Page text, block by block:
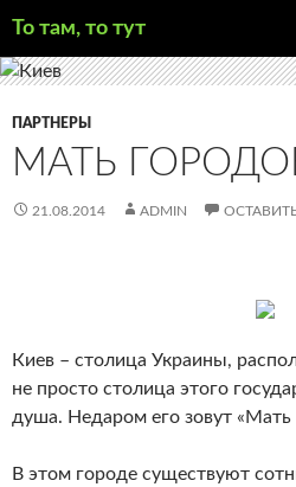
То там, то тут
К
ПАРТНЕРЫ
МАТЬ
21.08.2014 ADMIN
Киев – столица Украины,
не просто столица этого
душа. Недаром его зовут «Мать
В этом городе существуют